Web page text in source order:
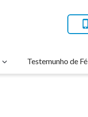
Testemunho de Fé